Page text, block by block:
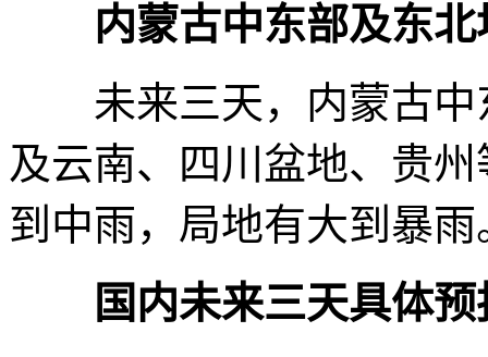
内蒙古中东部及东
未来三天，内蒙古中
及云南、四川盆地、贵
到中雨，局地有大到暴雨
国内未来三天具体预